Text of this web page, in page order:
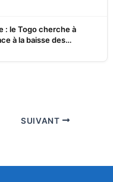
: le Togo cherche à
à la baisse des
SUIVANT